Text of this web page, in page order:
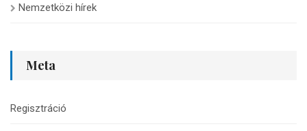
Nemzetközi hírek
Meta
Regisztráció